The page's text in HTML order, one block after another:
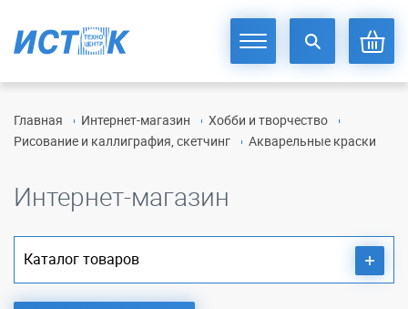
Главная Интернет-магазин
Хобби и творчество
Рисование и каллиграфия, скетчинг
Акварельные краски
Интернет-магазин
Каталог товаров